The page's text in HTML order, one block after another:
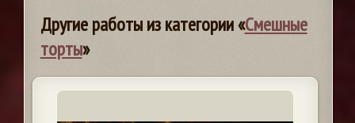
Другие работы из категории «Смешные
торты»